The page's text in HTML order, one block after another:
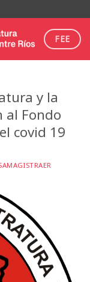
FEE
y la
al Fondo
covid 19